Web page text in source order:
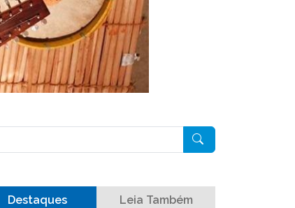
Destaques Leia Também